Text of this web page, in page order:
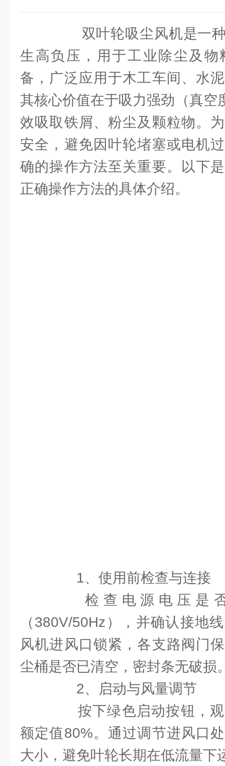
双叶轮吸尘风机是一种
生高负压，用于工业除尘及物
备，广泛应用于木工车间、水
其核心价值在于吸力强劲（真空
效吸取铁屑、粉尘及颗粒物。
安全，避免因叶轮堵塞或电机
确的操作方法至关重要。以下
正确操作方法的具体介绍。
1、使用前检查与连接
检查电源电压是否
（380V/50Hz），并确认接地
风机进风口锁紧，各支路阀门
尘桶是否已清空，密封条无破损
2、启动与风量调节
按下绿色启动按钮，观
额定值80%。通过调节进风口
大小，避免叶轮长期在低流量下